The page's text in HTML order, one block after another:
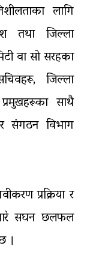
लागि
तथा जिल्ला
वा सो सरहका
जिल्ला
साथै
संगठन विभाग
प्रक्रिया र
सघन छलफल
।